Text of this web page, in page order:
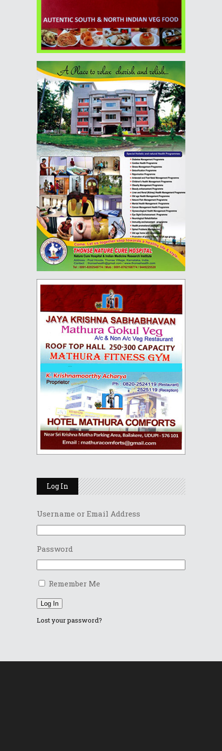
Log In
Username or Email Address
Password
Remember Me
Log In
Lost your password?